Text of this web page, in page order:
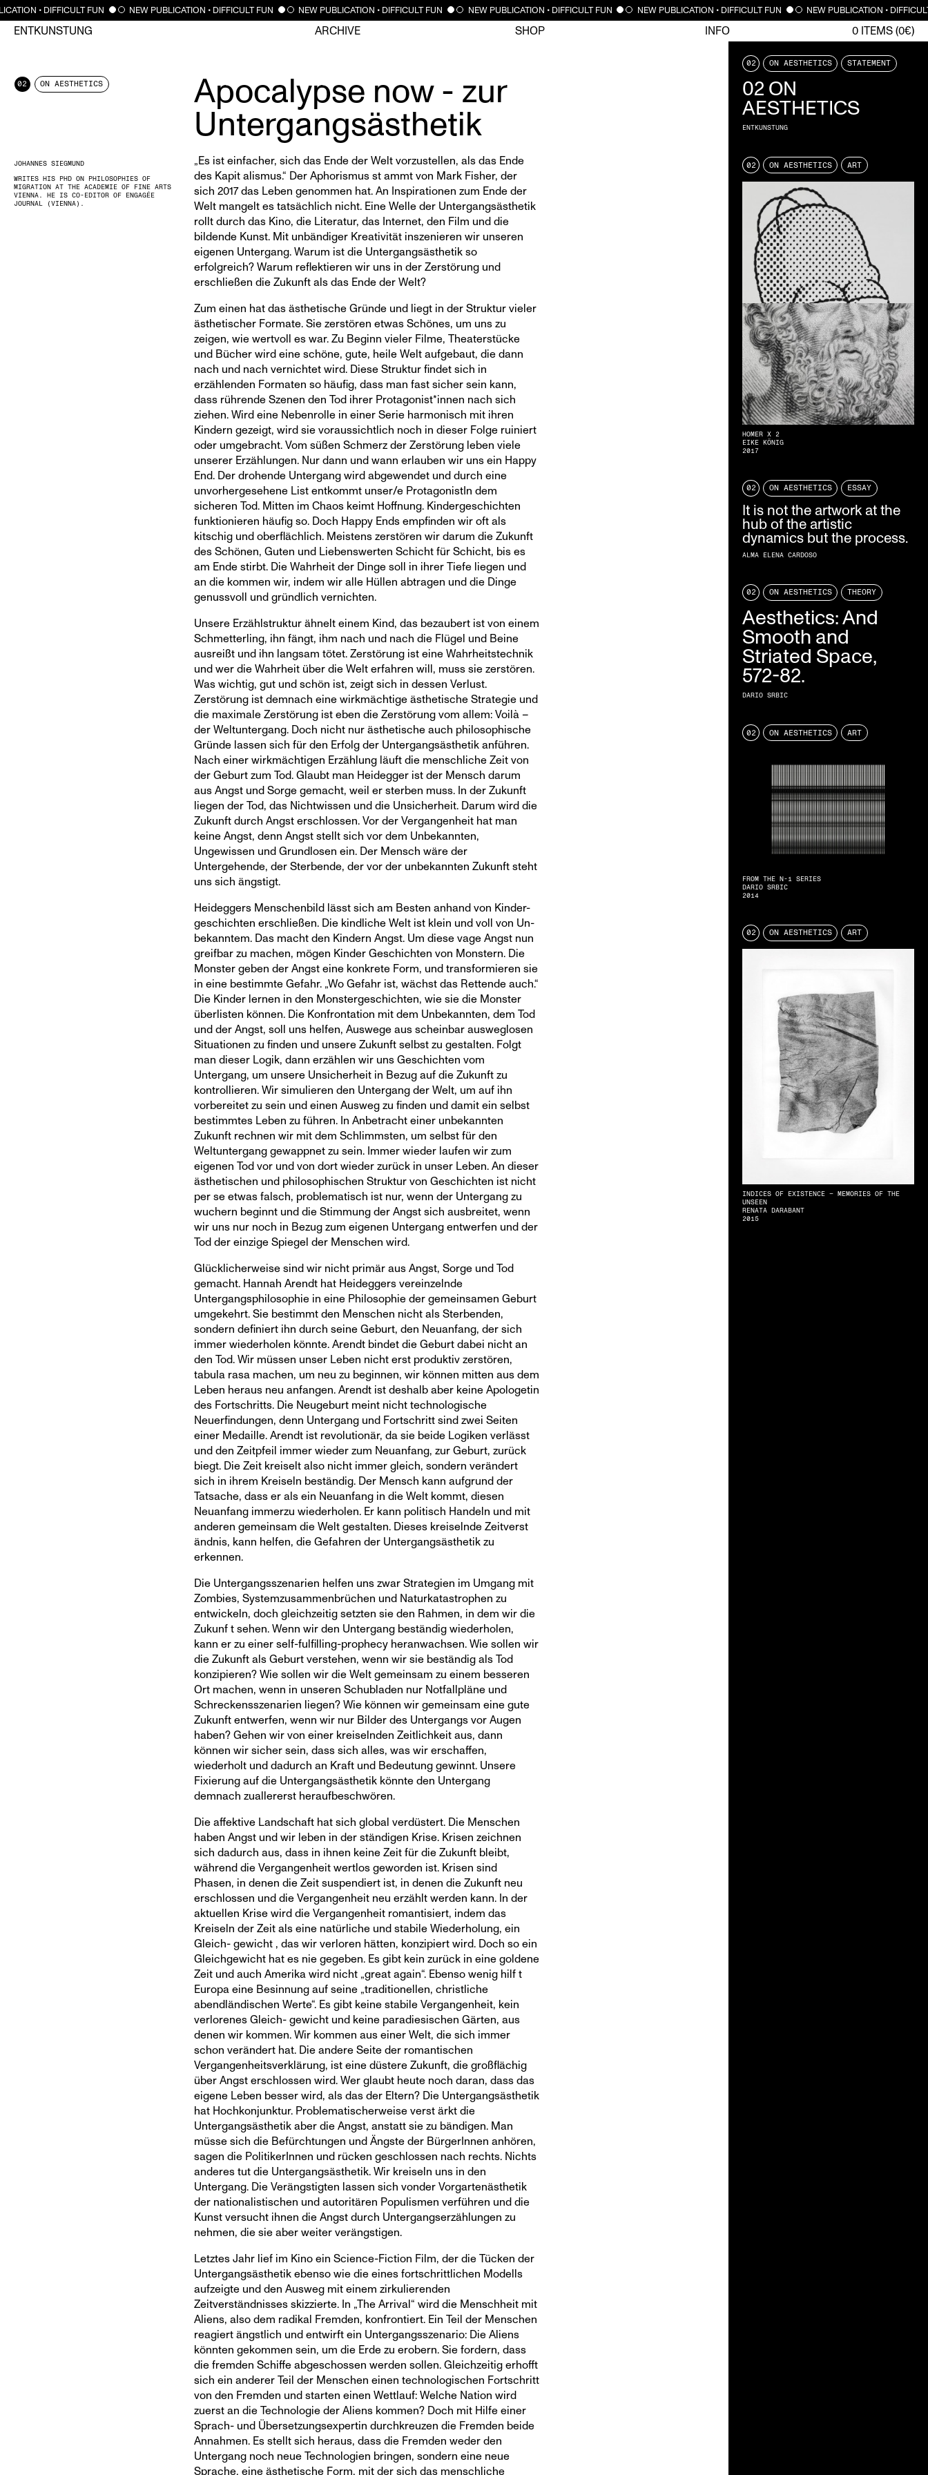
CLOSE
• DIFFICULT FUN NEW PUBLICATION • DIFFICULT FUN NEW PUBLICATION • DIFFICULT FUN NEW PUBLICATION • DIFFICULT FUN NEW PUBLICATION • DIFFICULT FUN NEW PUBLICATION •
ENTKUNSTUNG ARCHIVE SHOP INFO 0ITEMS (0€)
02 ON AESTHETICS
Apocalypse now - zur
Untergangsästhetik
JOHANNES SIEGMUND
WRITES HIS PHD ON PHILOSOPHIES OF
MIGRATION AT THE ACADEMIE OF FINE ARTS
VIENNA. HE IS CO-EDITOR OF ENGAGÉE
JOURNAL (VIENNA).
„Es ist einfacher, sich das Ende der Welt vorzustellen, als das Ende
des Kapit alismus.“ Der Aphorismus st ammt von Mark Fisher, der
sich 2017 das Leben genommen hat. An Inspirationen zum Ende der
Welt mangelt es tatsächlich nicht. Eine Welle der Untergangsästhetik
rollt durch das Kino, die Literatur, das Internet, den Film und die
bildende Kunst. Mit unbändiger Kreativität inszenieren wir unseren
eigenen Untergang. Warum ist die Untergangsästhetik so
erfolgreich? Warum reflektieren wir uns in der Zerstörung und
erschließen die Zukunft als das Ende der Welt?
Zum einen hat das ästhetische Gründe und liegt in der Struktur vieler
ästhetischer Formate. Sie zerstören etwas Schönes, um uns zu
zeigen, wie wertvoll es war. Zu Beginn vieler Filme, Theaterstücke
und Bücher wird eine schöne, gute, heile Welt aufgebaut, die dann
nach und nach vernichtet wird. Diese Struktur findet sich in
erzählenden Formaten so häufig, dass man fast sicher sein kann,
dass rührende Szenen den Tod ihrer Protagonist*innen nach sich
ziehen. Wird eine Nebenrolle in einer Serie harmonisch mit ihren
Kindern gezeigt, wird sie voraussichtlich noch in dieser Folge ruiniert
oder umgebracht. Vom süßen Schmerz der Zerstörung leben viele
unserer Erzählungen. Nur dann und wann erlauben wir uns ein Happy
End. Der drohende Untergang wird abgewendet und durch eine
unvorhergesehene List entkommt unser/e ProtagonistIn dem
sicheren Tod. Mitten im Chaos keimt Hoffnung. Kindergeschichten
funktionieren häufig so. Doch Happy Ends empfinden wir oft als
kitschig und oberflächlich. Meistens zerstören wir darum die Zukunft
des Schönen, Guten und Liebenswerten Schicht für Schicht, bis es
am Ende stirbt. Die Wahrheit der Dinge soll in ihrer Tiefe liegen und
an die kommen wir, indem wir alle Hüllen abtragen und die Dinge
genussvoll und gründlich vernichten.
Unsere Erzählstruktur ähnelt einem Kind, das bezaubert ist von einem
Schmetterling, ihn fängt, ihm nach und nach die Flügel und Beine
ausreißt und ihn langsam tötet. Zerstörung ist eine Wahrheitstechnik
und wer die Wahrheit über die Welt erfahren will, muss sie zerstören.
Was wichtig, gut und schön ist, zeigt sich in dessen Verlust.
Zerstörung ist demnach eine wirkmächtige ästhetische Strategie und
die maximale Zerstörung ist eben die Zerstörung vom allem: Voilà –
der Weltuntergang. Doch nicht nur ästhetische auch philosophische
Gründe lassen sich für den Erfolg der Untergangsästhetik anführen.
Nach einer wirkmächtigen Erzählung läuft die menschliche Zeit von
der Geburt zum Tod. Glaubt man Heidegger ist der Mensch darum
aus Angst und Sorge gemacht, weil er sterben muss. In der Zukunft
liegen der Tod, das Nichtwissen und die Unsicherheit. Darum wird die
Zukunft durch Angst erschlossen. Vor der Vergangenheit hat man
keine Angst, denn Angst stellt sich vor dem Unbekannten,
Ungewissen und Grundlosen ein. Der Mensch wäre der
Untergehende, der Sterbende, der vor der unbekannten Zukunft steht
uns sich ängstigt.
Heideggers Menschenbild lässt sich am Besten anhand von Kinder-
geschichten erschließen. Die kindliche Welt ist klein und voll von Un-
bekanntem. Das macht den Kindern Angst. Um diese vage Angst nun
greifbar zu machen, mögen Kinder Geschichten von Monstern. Die
Monster geben der Angst eine konkrete Form, und transformieren sie
in eine bestimmte Gefahr. „Wo Gefahr ist, wächst das Rettende auch.“
Die Kinder lernen in den Monstergeschichten, wie sie die Monster
überlisten können. Die Konfrontation mit dem Unbekannten, dem Tod
und der Angst, soll uns helfen, Auswege aus scheinbar ausweglosen
Situationen zu finden und unsere Zukunft selbst zu gestalten. Folgt
man dieser Logik, dann erzählen wir uns Geschichten vom
Untergang, um unsere Unsicherheit in Bezug auf die Zukunft zu
kontrollieren. Wir simulieren den Untergang der Welt, um auf ihn
vorbereitet zu sein und einen Ausweg zu finden und damit ein selbst
bestimmtes Leben zu führen. In Anbetracht einer unbekannten
Zukunft rechnen wir mit dem Schlimmsten, um selbst für den
Weltuntergang gewappnet zu sein. Immer wieder laufen wir zum
eigenen Tod vor und von dort wieder zurück in unser Leben. An dieser
ästhetischen und philosophischen Struktur von Geschichten ist nicht
per se etwas falsch, problematisch ist nur, wenn der Untergang zu
wuchern beginnt und die Stimmung der Angst sich ausbreitet, wenn
wir uns nur noch in Bezug zum eigenen Untergang entwerfen und der
Tod der einzige Spiegel der Menschen wird.
Glücklicherweise sind wir nicht primär aus Angst, Sorge und Tod
gemacht. Hannah Arendt hat Heideggers vereinzelnde
Untergangsphilosophie in eine Philosophie der gemeinsamen Geburt
umgekehrt. Sie bestimmt den Menschen nicht als Sterbenden,
sondern definiert ihn durch seine Geburt, den Neuanfang, der sich
immer wiederholen könnte. Arendt bindet die Geburt dabei nicht an
den Tod. Wir müssen unser Leben nicht erst produktiv zerstören,
tabula rasa machen, um neu zu beginnen, wir können mitten aus dem
Leben heraus neu anfangen. Arendt ist deshalb aber keine Apologetin
des Fortschritts. Die Neugeburt meint nicht technologische
Neuerfindungen, denn Untergang und Fortschritt sind zwei Seiten
einer Medaille. Arendt ist revolutionär, da sie beide Logiken verlässt
und den Zeitpfeil immer wieder zum Neuanfang, zur Geburt, zurück
biegt. Die Zeit kreiselt also nicht immer gleich, sondern verändert
sich in ihrem Kreiseln beständig. Der Mensch kann aufgrund der
Tatsache, dass er als ein Neuanfang in die Welt kommt, diesen
Neuanfang immerzu wiederholen. Er kann politisch Handeln und mit
anderen gemeinsam die Welt gestalten. Dieses kreiselnde Zeitverst
ändnis, kann helfen, die Gefahren der Untergangsästhetik zu
erkennen.
Die Untergangsszenarien helfen uns zwar Strategien im Umgang mit
Zombies, Systemzusammenbrüchen und Naturkatastrophen zu
entwickeln, doch gleichzeitig setzten sie den Rahmen, in dem wir die
Zukunf t sehen. Wenn wir den Untergang beständig wiederholen,
kann er zu einer self-fulfilling-prophecy heranwachsen. Wie sollen wir
die Zukunft als Geburt verstehen, wenn wir sie beständig als Tod
konzipieren? Wie sollen wir die Welt gemeinsam zu einem besseren
Ort machen, wenn in unseren Schubladen nur Notfallpläne und
Schreckensszenarien liegen? Wie können wir gemeinsam eine gute
Zukunft entwerfen, wenn wir nur Bilder des Untergangs vor Augen
haben? Gehen wir von einer kreiselnden Zeitlichkeit aus, dann
können wir sicher sein, dass sich alles, was wir erschaffen,
wiederholt und dadurch an Kraft und Bedeutung gewinnt. Unsere
Fixierung auf die Untergangsästhetik könnte den Untergang
demnach zuallererst heraufbeschwören.
Die affektive Landschaft hat sich global verdüstert. Die Menschen
haben Angst und wir leben in der ständigen Krise. Krisen zeichnen
sich dadurch aus, dass in ihnen keine Zeit für die Zukunft bleibt,
während die Vergangenheit wertlos geworden ist. Krisen sind
Phasen, in denen die Zeit suspendiert ist, in denen die Zukunft neu
erschlossen und die Vergangenheit neu erzählt werden kann. In der
aktuellen Krise wird die Vergangenheit romantisiert, indem das
Kreiseln der Zeit als eine natürliche und stabile Wiederholung, ein
Gleich- gewicht , das wir verloren hätten, konzipiert wird. Doch so ein
Gleichgewicht hat es nie gegeben. Es gibt kein zurück in eine goldene
Zeit und auch Amerika wird nicht „great again“. Ebenso wenig hilf t
Europa eine Besinnung auf seine „traditionellen, christliche
abendländischen Werte“. Es gibt keine stabile Vergangenheit, kein
verlorenes Gleich- gewicht und keine paradiesischen Gärten, aus
denen wir kommen. Wir kommen aus einer Welt, die sich immer
schon verändert hat. Die andere Seite der romantischen
Vergangenheitsverklärung, ist eine düstere Zukunft, die großflächig
über Angst erschlossen wird. Wer glaubt heute noch daran, dass das
eigene Leben besser wird, als das der Eltern? Die Untergangsästhetik
hat Hochkonjunktur. Problematischerweise verst ärkt die
Untergangsästhetik aber die Angst, anstatt sie zu bändigen. Man
müsse sich die Befürchtungen und Ängste der BürgerInnen anhören,
sagen die PolitikerInnen und rücken geschlossen nach rechts. Nichts
anderes tut die Untergangsästhetik. Wir kreiseln uns in den
Untergang. Die Verängstigten lassen sich vonder Vorgartenästhetik
der nationalistischen und autoritären Populismen verführen und die
Kunst versucht ihnen die Angst durch Untergangserzählungen zu
nehmen, die sie aber weiter verängstigen.
Letztes Jahr lief im Kino ein Science-Fiction Film, der die Tücken der
Untergangsästhetik ebenso wie die eines fortschrittlichen Modells
aufzeigte und den Ausweg mit einem zirkulierenden
Zeitverständnisses skizzierte. In „The Arrival“ wird die Menschheit mit
Aliens, also dem radikal Fremden, konfrontiert. Ein Teil der Menschen
reagiert ängstlich und entwirft ein Untergangsszenario: Die Aliens
könnten gekommen sein, um die Erde zu erobern. Sie fordern, dass
die fremden Schiffe abgeschossen werden sollen. Gleichzeitig erhofft
sich ein anderer Teil der Menschen einen technologischen Fortschritt
von den Fremden und starten einen Wettlauf: Welche Nation wird
zuerst an die Technologie der Aliens kommen? Doch mit Hilfe einer
Sprach- und Übersetzungsexpertin durchkreuzen die Fremden beide
Annahmen. Es stellt sich heraus, dass die Fremden weder den
Untergang noch neue Technologien bringen, sondern eine neue
Sprache, eine ästhetische Form, mit der sich das menschliche
02 ON AESTHETICS STATEMENT
02 ON
AESTHETICS
ENTKUNSTUNG
02 ON AESTHETICS ART
HOMER X 2
EIKE KÖNIG
2017
02 ON AESTHETICS ESSAY
It is not the artwork at the
hub of the artistic
dynamics but the process.
ALMA ELENA CARDOSO
02 ON AESTHETICS THEORY
Aesthetics: And
Smooth and
Striated Space,
572-82.
DARIO SRBIC
02 ON AESTHETICS ART
FROM THE N-1 SERIES
DARIO SRBIC
2014
02 ON AESTHETICS ART
INDICES OF EXISTENCE – MEMORIES OF THE
UNSEEN
RENATA DARABANT
2015